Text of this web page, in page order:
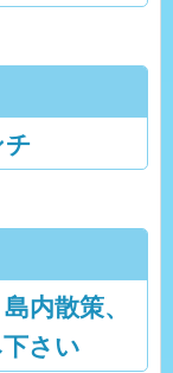
内散策、
さい